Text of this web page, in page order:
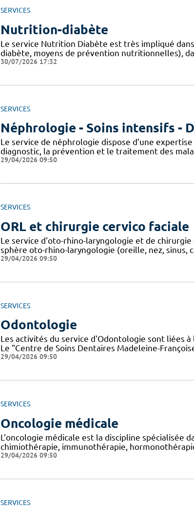
SERVICES
Nutrition-diabète
Le service Nutrition Diabète est très impliqué
diabète, moyens de prévention nutritionnelles),
30/07/2026 17:32
SERVICES
Néphrologie - Soins intensifs -
Le service de néphrologie dispose d’une
diagnostic, la prévention et le traitement des
29/04/2026 09:50
SERVICES
ORL et chirurgie cervico faciale
Le service d'oto-rhino-laryngologie et de
sphère oto-rhino-laryngologie (oreille, nez, sinus,
29/04/2026 09:50
SERVICES
Odontologie
Les activités du service d'Odontologie sont liées
Le "Centre de Soins Dentaires Madeleine-
29/04/2026 09:50
SERVICES
Oncologie médicale
L’oncologie médicale est la discipline spécialisée
chimiothérapie, immunothérapie,
29/04/2026 09:50
SERVICES